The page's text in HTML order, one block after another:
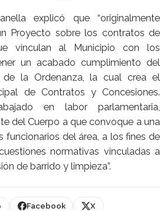
explicó que “originalmente
Proyecto sobre los contratos de
vinculan al Municipio con los
un acabado cumplimiento del
de la Ordenanza, la cual crea el
de Contratos y Concesiones.
en labor parlamentaria,
del Cuerpo a que convoque a una
funcionarios del área, a los fines de
normativas vinculadas a
de barrido y limpieza”.
Facebook X